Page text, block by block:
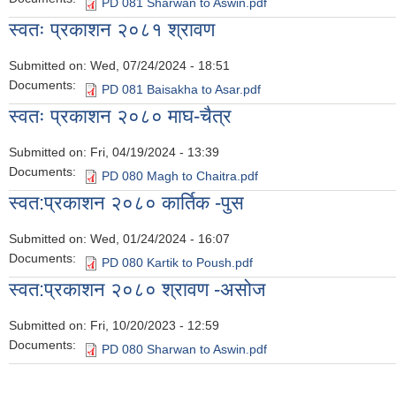
स्वतः प्रकाशन २०८१ श्रावण
Submitted on: Wed, 07/24/2024 - 18:51
Documents:
PD 081 Baisakha to Asar.pdf
स्वतः प्रकाशन २०८० माघ-चैत्र
Submitted on: Fri, 04/19/2024 - 13:39
Documents:
PD 080 Magh to Chaitra.pdf
स्वत:प्रकाशन २०८० कार्तिक -पुस
Submitted on: Wed, 01/24/2024 - 16:07
Documents:
PD 080 Kartik to Poush.pdf
स्वत:प्रकाशन २०८० श्रावण -असोज
Submitted on: Fri, 10/20/2023 - 12:59
Documents:
PD 080 Sharwan to Aswin.pdf